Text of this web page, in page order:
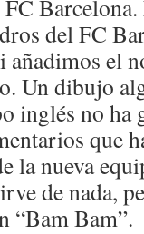
del FC
añadimos el
Un dibujo
inglés no ha
que
la nueva
de nada,
“Bam Bam”.